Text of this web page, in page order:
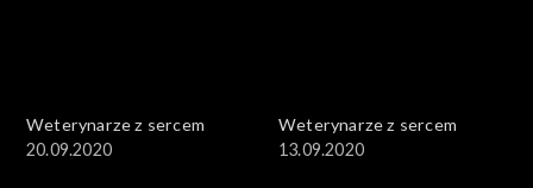
Weterynarze z sercem
20.09.2020
Weterynarze z sercem
13.09.2020